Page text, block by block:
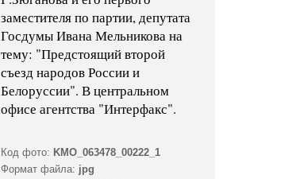
заместителя по партии, депутата
Госдумы Ивана Мельникова на
тему: "Предстоящий второй
съезд народов России и
Белоруссии". В центральном
офисе агентства "Интерфакс".
Код фото: KMO_063478_00222_1
Формат файла: jpg